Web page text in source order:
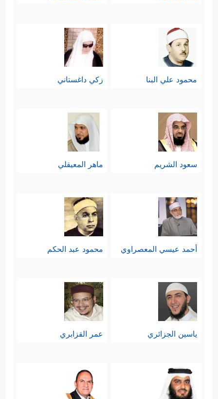
محمود علي البنا زكي داغستاني
سعود الشريم ماهر المعيقلي
أحمد عيسي المعصراوي محمود عبد الحكم
ياسين الجزائري عمر القزابري